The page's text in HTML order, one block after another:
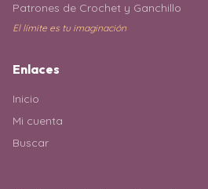
Patrones de Crochet y Ganchillo
El límite es tu imaginación
Enlaces
Inicio
Mi cuenta
Buscar